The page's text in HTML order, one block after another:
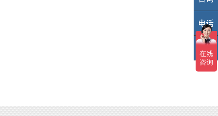
电话
TOP